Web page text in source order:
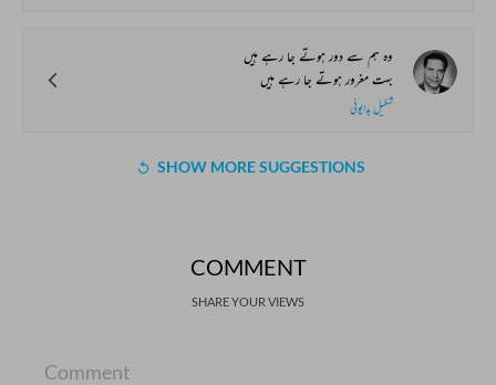
وہ ہم سے دور ہوتے جا رہے ہیں
بہت مغرور ہوتے جا رہے ہیں
شکیل بدایونی
SHOW MORE SUGGESTIONS
COMMENT
SHARE YOUR VIEWS
Comment